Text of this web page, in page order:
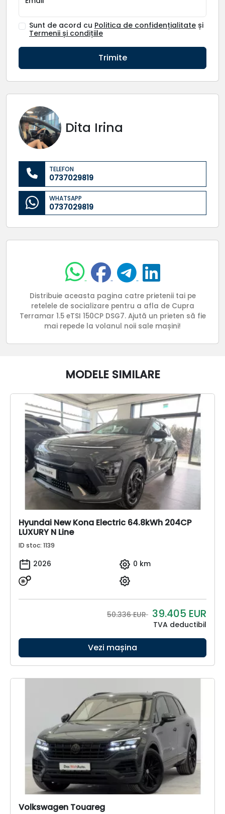
Sunt de acord cu Politica de confidențialitate și
Termenii și condițiile
Trimite
Dita Irina
TELEFON
0737029819
WHATSAPP
0737029819
Distribuie aceasta pagina catre prietenii tai pe
retelele de socializare pentru a afla de Cupra
Terramar 1.5 eTSI 150CP DSG7. Ajută un prieten să fie
mai repede la volanul noii sale mașini!
MODELE SIMILARE
Hyundai New Kona Electric 64.8kWh 204CP
LUXURY N Line
ID stoc: 1139
2026 0 km
50.336 EUR 39.405 EUR
TVA deductibil
Vezi mașina
Volkswagen Touareg